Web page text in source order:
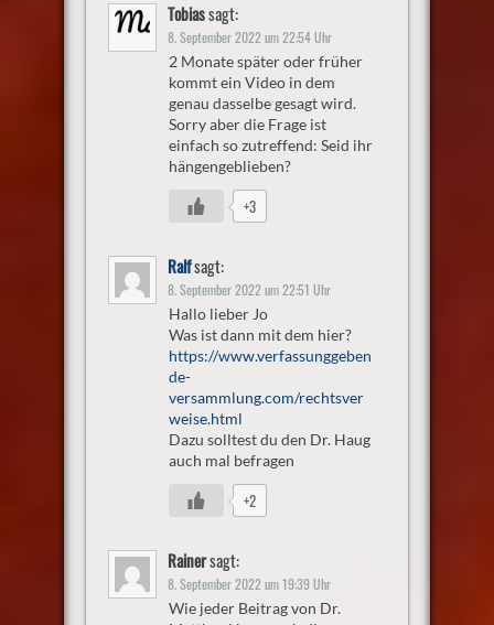
Tobiassagt:
8. September 2022 um 22:54 Uhr
2 Monate später oder früher
kommt ein Video in dem
genau dasselbe gesagt wird.
Sorry aber die Frage ist
einfach so zutreffend: Seid ihr
hängengeblieben?
+3
Ralfsagt:
8. September 2022 um 22:51 Uhr
Hallo lieber Jo
Was ist dann mit dem hier?
https://www.verfassunggeben
de-
versammlung.com/rechtsver
weise.html
Dazu solltest du den Dr. Haug
auch mal befragen
+2
Rainersagt:
8. September 2022 um 19:39 Uhr
Wie jeder Beitrag von Dr.